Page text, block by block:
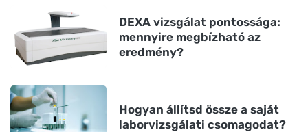
DEXA vizsgálat pontossága:
mennyire megbízható az
eredmény?
Hogyan állítsd össze a saját
laborvizsgálati csomagodat?